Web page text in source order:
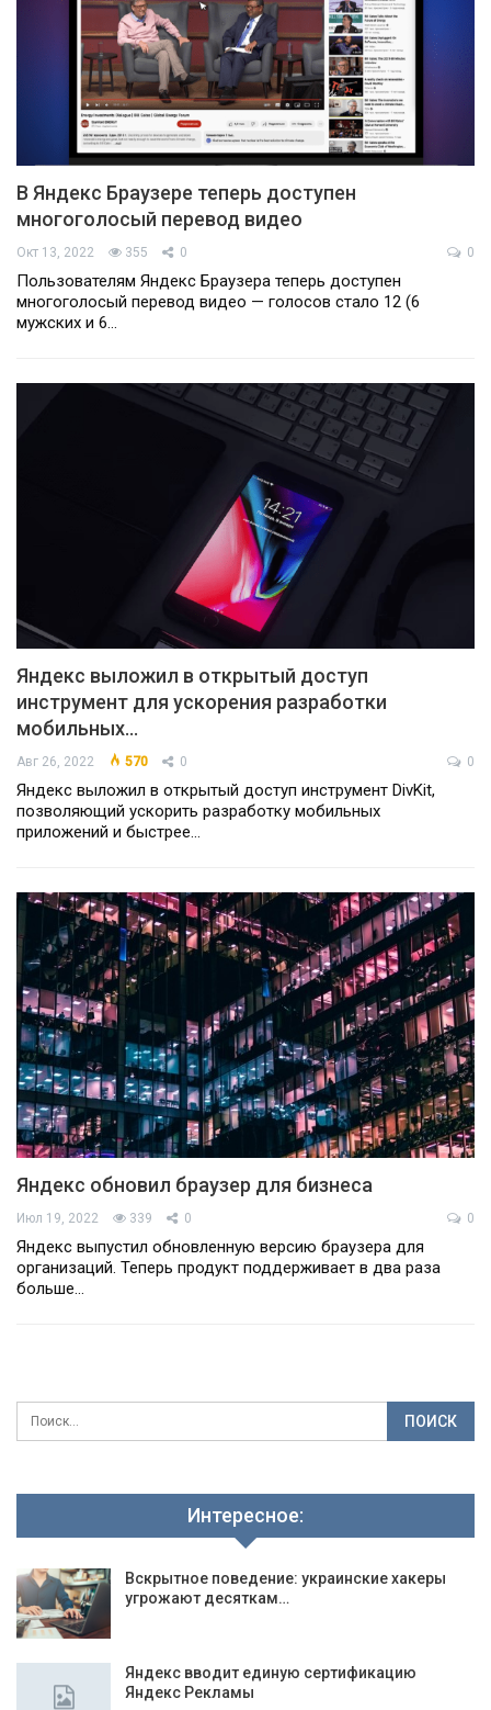
В Яндекс Браузере теперь доступен
многоголосый перевод видео
Окт 13, 2022 355 0 0
Пользователям Яндекс Браузера теперь доступен
многоголосый перевод видео — голосов стало 12 (6
мужских и 6…
Яндекс выложил в открытый доступ
инструмент для ускорения разработки
мобильных…
Авг 26, 2022 570 0 0
Яндекс выложил в открытый доступ инструмент DivKit,
позволяющий ускорить разработку мобильных
приложений и быстрее…
Яндекс обновил браузер для бизнеса
Июл 19, 2022 339 0 0
Яндекс выпустил обновленную версию браузера для
организаций. Теперь продукт поддерживает в два раза
больше…
Интересное:
Вскрытное поведение: украинские хакеры
угрожают десяткам…
Яндекс вводит единую сертификацию
Яндекс Рекламы